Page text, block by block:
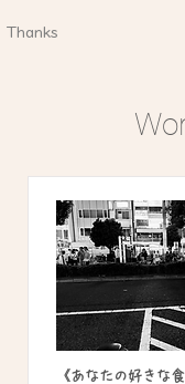
Thanks
《あなたの好きな